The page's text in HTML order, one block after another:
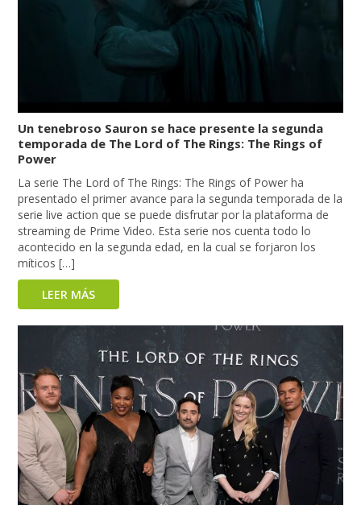
Un tenebroso Sauron se hace presente la segunda
temporada de The Lord of The Rings: The Rings of
Power
La serie The Lord of The Rings: The Rings of Power ha
presentado el primer avance para la segunda temporada de la
serie live action que se puede disfrutar por la plataforma de
streaming de Prime Video. Esta serie nos cuenta todo lo
acontecido en la segunda edad, en la cual se forjaron los
míticos […]
LEER MÁS